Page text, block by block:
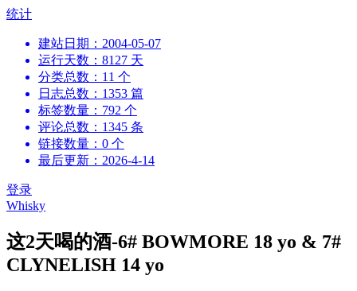
跳
统计
建站日期：2004-05-07
运行天数：8127 天
分类总数：11 个
日志总数：1353 篇
标签数量：792 个
评论总数：1345 条
链接数量：0 个
最后更新：2026-4-14
登录
Whisky
这2天喝的酒-6# BOWMORE 18 yo & 7#
CLYNELISH 14 yo